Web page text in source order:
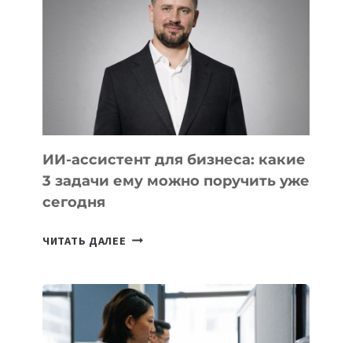
ВТОРОЕ
МЕСТО
НА
МЕЖДУНАРОДНОЙ
ОЛИМПИАДЕ
ИИ
ИИ-ассистент для бизнеса: какие
3 задачи ему можно поручить уже
сегодня
ЧИТАТЬ ДАЛЕЕ ИИ-
БИЗНЕСА:
КАКИЕ
3